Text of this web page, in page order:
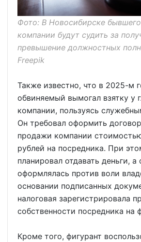
Фото: В Новосибирске
компании будут судить за
превышение должностных
Freepik
Также известно, что в 2025-м
обвиняемый вымогал взятку у
компании, пользуясь
Он требовал оформить
продажи компании
рублей на посредника. При
планировал отдавать деньги, а
оформлялась против воли
основании подписанных
налоговая зарегистрировала
собственности посредника на
Кроме того, фигурант